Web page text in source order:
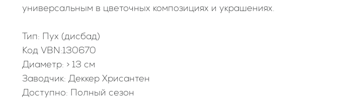
универсальным в цветочных композициях и украшениях.
Тип: Пух (дисбад)
Код VBN:130670
Диаметр: > 13 см
Заводчик: Деккер Хрисантен
Доступно: Полный сезон